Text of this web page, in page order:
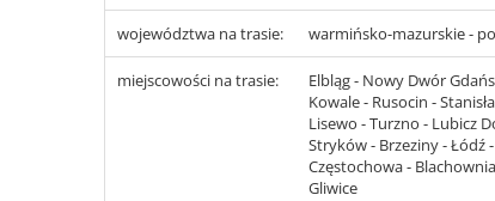
województwa na trasie: warmińsko-mazurskie -
miejscowości na trasie:
Elbląg - Nowy Dwór
Kowale - Rusocin -
Lisewo - Turzno - Lubicz
Stryków - Brzeziny - Łódź
Częstochowa -
Gliwice